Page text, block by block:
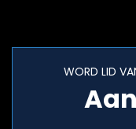
WORD LID